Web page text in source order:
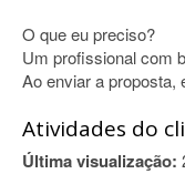
O que eu preciso?
Um profissional com
Ao enviar a proposta,
Atividades do
Última visualização: